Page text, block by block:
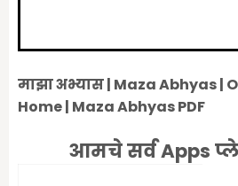
माझा अभ्यास | Maza Abhyas |
Home | Maza Abhyas PDF
आमचे सर्व Apps